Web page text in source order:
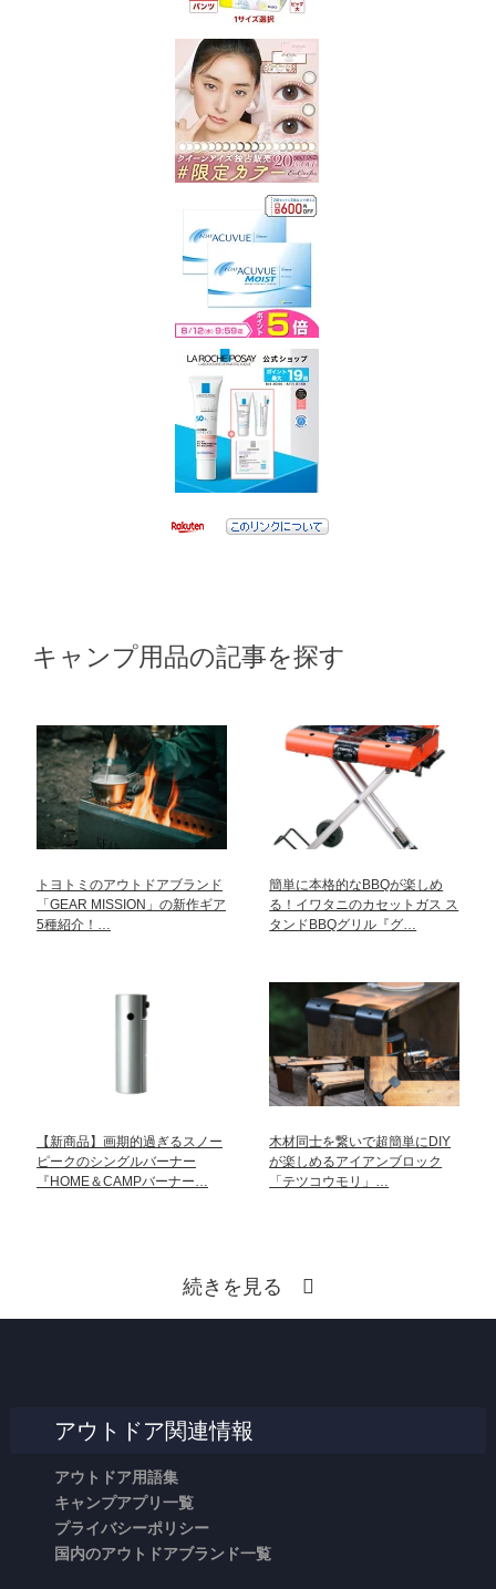
キャンプ用品の記事を探す
トヨトミのアウトドアブランド
「GEAR MISSION」の新作ギア
5種紹介！…
簡単に本格的なBBQが楽しめ
る！イワタニのカセットガス ス
タンドBBQグリル『グ…
【新商品】画期的過ぎるスノー
ピークのシングルバーナー
『HOME＆CAMPバーナー…
木材同士を繋いで超簡単にDIY
が楽しめるアイアンブロック
「テツコウモリ」…
続きを見る
アウトドア関連情報
アウトドア用語集
キャンプアプリ一覧
プライバシーポリシー
国内のアウトドアブランド一覧